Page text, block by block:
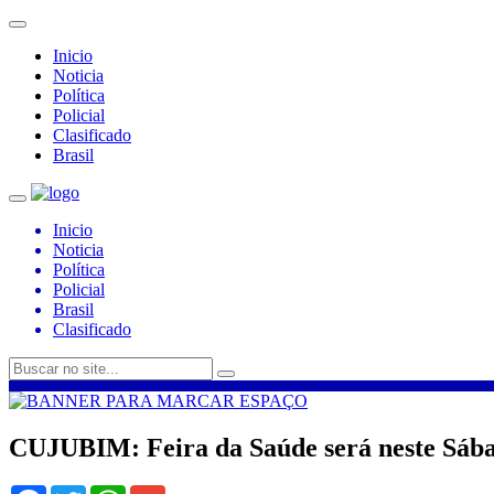
Inicio
Noticia
Política
Policial
Clasificado
Brasil
Inicio
Noticia
Política
Policial
Brasil
Clasificado
CUJUBIM: Feira da Saúde será neste